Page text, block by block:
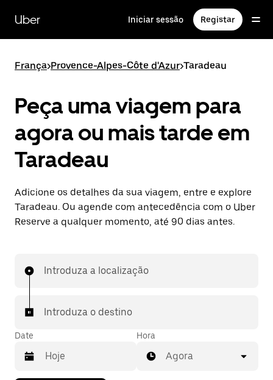
para
conteúdo
Uber Iniciar sessão Registar
França>Provence-Alpes-Côte d'Azur>Taradeau
Peça uma viagem para
agora ou mais tarde em
Taradeau
Adicione os detalhes da sua viagem, entre e explore
Taradeau. Ou agende com antecedência com o Uber
Reserve a qualquer momento, até 90 dias antes.
Introduza a localização
Introduza o destino
Date Hora
Agora